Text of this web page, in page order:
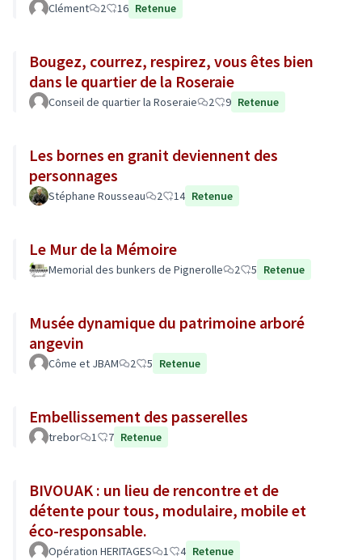
Clément 2 16 Retenue
Bougez, courrez, respirez, vous êtes bien
dans le quartier de la Roseraie
Conseil de quartier la Roseraie 2 9 Retenue
Les bornes en granit deviennent des
personnages
Stéphane Rousseau 2 14 Retenue
Le Mur de la Mémoire
Memorial des bunkers de Pignerolle 2 5 Retenue
Musée dynamique du patrimoine arboré
angevin
Côme et JBAM 2 5 Retenue
Embellissement des passerelles
trebor 1 7 Retenue
BIVOUAK : un lieu de rencontre et de
détente pour tous, modulaire, mobile et
éco-responsable.
Opération HERITAGES 1 4 Retenue